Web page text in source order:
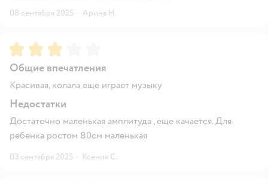
08 сентября 2025 · Арина Н.
Рейтинг:3
Общие впечатления
Красивая, колала еще играет музыку
Недостатки
Достаточно маленькая амплитуда , еще качается. Для
ребенка ростом 80см маленькая
03 сентября 2025 · Ксения С.